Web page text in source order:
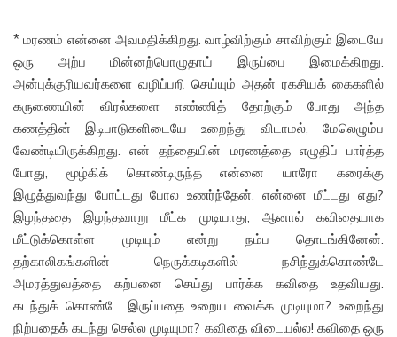
* மரணம் என்னை அவமதிக்கிறது. வாழ்விற்கும் சாவிற்கும் இடையே
ஒரு அற்ப மின்னற்பொழுதாய் இருப்பை இமைக்கிறது.
அன்புக்குரியவர்களை வழிப்பறி செய்யும் அதன் ரகசியக் கைகளில்
கருணையின் விரல்களை எண்ணித் தோற்கும் போது அந்த
கணத்தின் இடிபாடுகளிடையே உறைந்து விடாமல், மேலெழும்ப
வேண்டியிருக்கிறது. என் தந்தையின் மரணத்தை எழுதிப் பார்த்த
போது, மூழ்கிக் கொண்டிருந்த என்னை யாரோ கரைக்கு
இழுத்துவந்து போட்டது போல உணர்ந்தேன். என்னை மீட்டது எது?
இழந்ததை இழந்தவாறு மீட்க முடியாது, ஆனால் கவிதையாக
மீட்டுக்கொள்ள முடியும் என்று நம்ப தொடங்கினேன்.
தற்காலிகங்களின் நெருக்கடிகளில் நசிந்துக்கொண்டே
அமரத்துவத்தை கற்பனை செய்து பார்க்க கவிதை உதவியது.
கடந்துக் கொண்டே இருப்பதை உறைய வைக்க முடியுமா? உறைந்து
நிற்பதைக் கடந்து செல்ல முடியுமா? கவிதை விடையல்ல! கவிதை ஒரு